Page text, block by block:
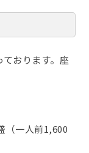
おります。座
（一人前1,600